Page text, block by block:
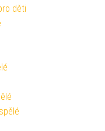
děti